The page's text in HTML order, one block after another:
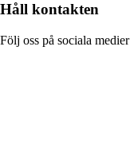
Håll kontakten
Följ oss på sociala medier